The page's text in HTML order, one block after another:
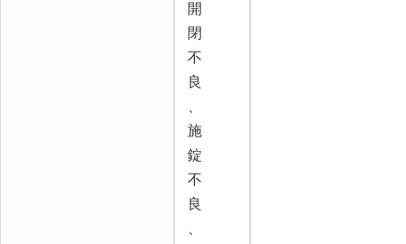
開
閉
不
良
施
錠
不
良